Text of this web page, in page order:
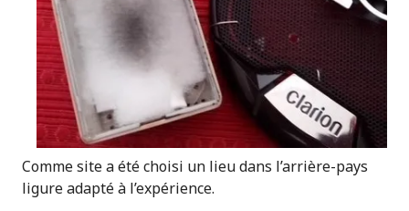
Comme site a été choisi un lieu dans l’arrière-pays
ligure adapté à l’expérience.